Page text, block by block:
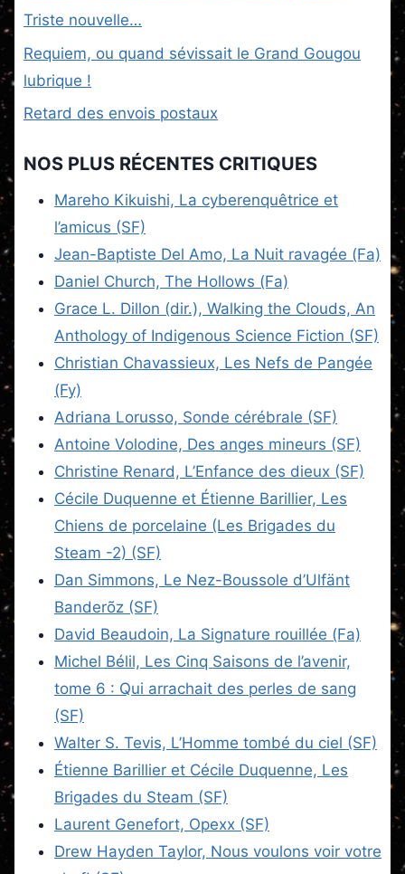
Triste nouvelle…
Requiem, ou quand sévissait le Grand Gougou
lubrique !
Retard des envois postaux
NOS PLUS RÉCENTES CRITIQUES
Mareho Kikuishi, La cyberenquêtrice et
l’amicus (SF)
Jean-Baptiste Del Amo, La Nuit ravagée (Fa)
Daniel Church, The Hollows (Fa)
Grace L. Dillon (dir.), Walking the Clouds, An
Anthology of Indigenous Science Fiction (SF)
Christian Chavassieux, Les Nefs de Pangée
(Fy)
Adriana Lorusso, Sonde cérébrale (SF)
Antoine Volodine, Des anges mineurs (SF)
Christine Renard, L’Enfance des dieux (SF)
Cécile Duquenne et Étienne Barillier, Les
Chiens de porcelaine (Les Brigades du
Steam -2) (SF)
Dan Simmons, Le Nez-Boussole d’Ulfänt
Banderõz (SF)
David Beaudoin, La Signature rouillée (Fa)
Michel Bélil, Les Cinq Saisons de l’avenir,
tome 6 : Qui arrachait des perles de sang
(SF)
Walter S. Tevis, L’Homme tombé du ciel (SF)
Étienne Barillier et Cécile Duquenne, Les
Brigades du Steam (SF)
Laurent Genefort, Opexx (SF)
Drew Hayden Taylor, Nous voulons voir votre